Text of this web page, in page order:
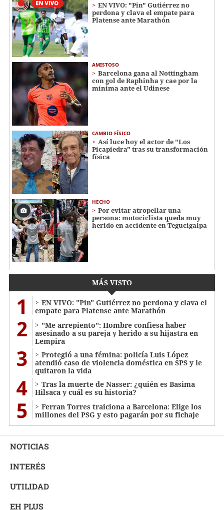
EN VIVO: "Pin" Gutiérrez no
perdona y clava el empate para
Platense ante Marathón
AMISTOSO
Barcelona gana al Nottingham
con gol de Raphinha y cae por la
mínima ante el Udinese
CAMBIO FÍSICO
Así luce hoy el actor de "Los
Picapiedra" tras su transformación
física
HECHO
Por evitar atropellar una
persona: motociclista queda muy
herido en accidente en Tegucigalpa
MÁS VISTO
1
EN VIVO: "Pin" Gutiérrez no perdona y clava el
empate para Platense ante Marathón
2
"Me arrepiento": Hombre confiesa haber
asesinado a su pareja y herido a su hijastra en
Lempira
3
Protegió a una fémina: policía Luis López
atendió caso de violencia doméstica en SPS y le
quitaron la vida
4
Tras la muerte de Nasser: ¿quién es Basima
Hilsaca y cuál es su historia?
5
Ferran Torres traiciona a Barcelona: Elige los
millones del PSG y esto pagarán por su fichaje
NOTICIAS
INTERÉS
UTILIDAD
EH PLUS